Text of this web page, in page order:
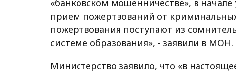
«банковском мошенничестве», в начале
прием пожертвований от
пожертвования поступают из
системе образования», - заявили в МОН.
Министерство заявило, что «в